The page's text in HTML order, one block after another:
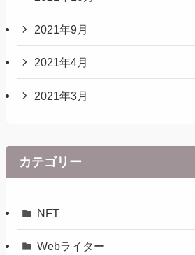
2021年9月
2021年4月
2021年3月
カテゴリー
NFT
Webライター